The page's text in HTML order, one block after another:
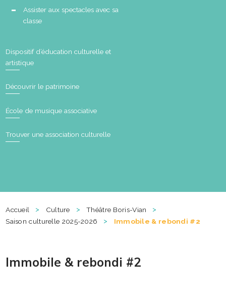
Assister aux spectacles avec sa
classe
Dispositif d’éducation culturelle et
artistique
Découvrir le patrimoine
École de musique associative
Trouver une association culturelle
Accueil > Culture > Théâtre Boris-Vian
>
Saison culturelle 2025-2026
> Immobile & rebondi #2
Immobile & rebondi #2